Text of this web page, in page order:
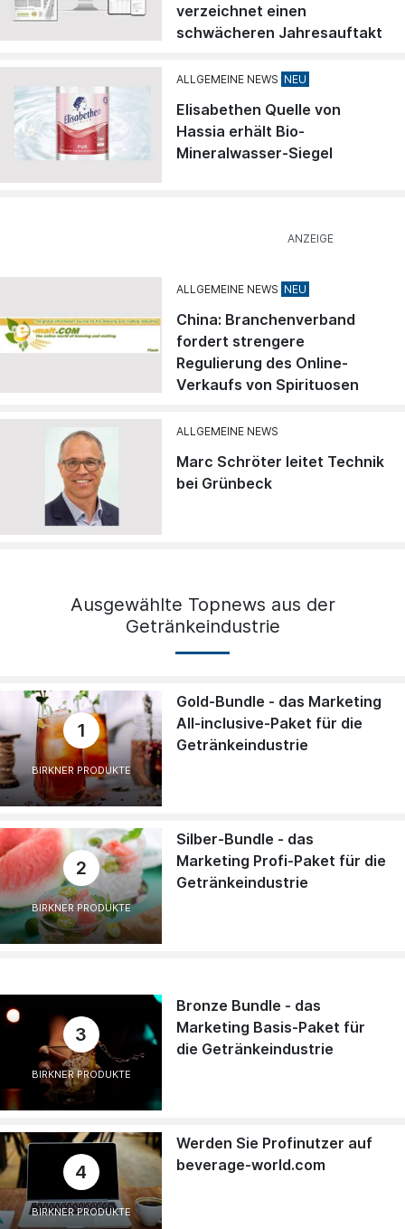
verzeichnet einen
schwächeren Jahresauftakt
ALLGEMEINE NEWS
Elisabethen Quelle von
Hassia erhält Bio-
Mineralwasser-Siegel
ALLGEMEINE NEWS
China: Branchenverband
fordert strengere
Regulierung des Online-
Verkaufs von Spirituosen
ALLGEMEINE NEWS
Marc Schröter leitet Technik
bei Grünbeck
Ausgewählte Topnews aus der
Getränkeindustrie
1
BIRKNER PRODUKTE
Gold-Bundle - das Marketing
All-inclusive-Paket für die
Getränkeindustrie
2
BIRKNER PRODUKTE
Silber-Bundle - das
Marketing Profi-Paket für die
Getränkeindustrie
3
BIRKNER PRODUKTE
Bronze Bundle - das
Marketing Basis-Paket für
die Getränkeindustrie
4
BIRKNER PRODUKTE
Werden Sie Profinutzer auf
beverage-world.com